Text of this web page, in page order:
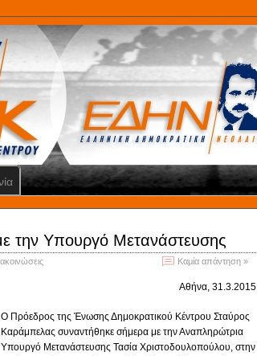
την Υπουργό Μετανάστευσης
Καμία απάντηση »
Αθήνα, 31.3.2015
Ο Πρόεδρος της Ένωσης Δημοκρατικού Κέντρου Σταύρος
Καράμπελας συναντήθηκε σήμερα με την Αναπληρώτρια
Υπουργό Μετανάστευσης Τασία Χριστοδουλοπούλου, στην